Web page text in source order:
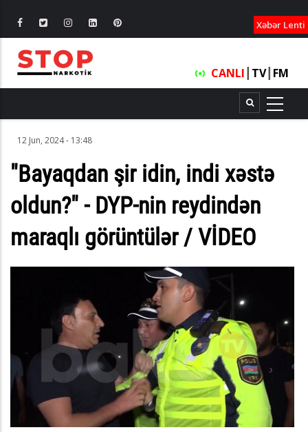
Xəbər Lenti
CANLI TV┃ FM
12 Jun, 2024 - 13:48
"Bayaqdan şir idin, indi xəstə
oldun?" - DYP-nin reydindən
maraqlı görüntülər / VİDEO